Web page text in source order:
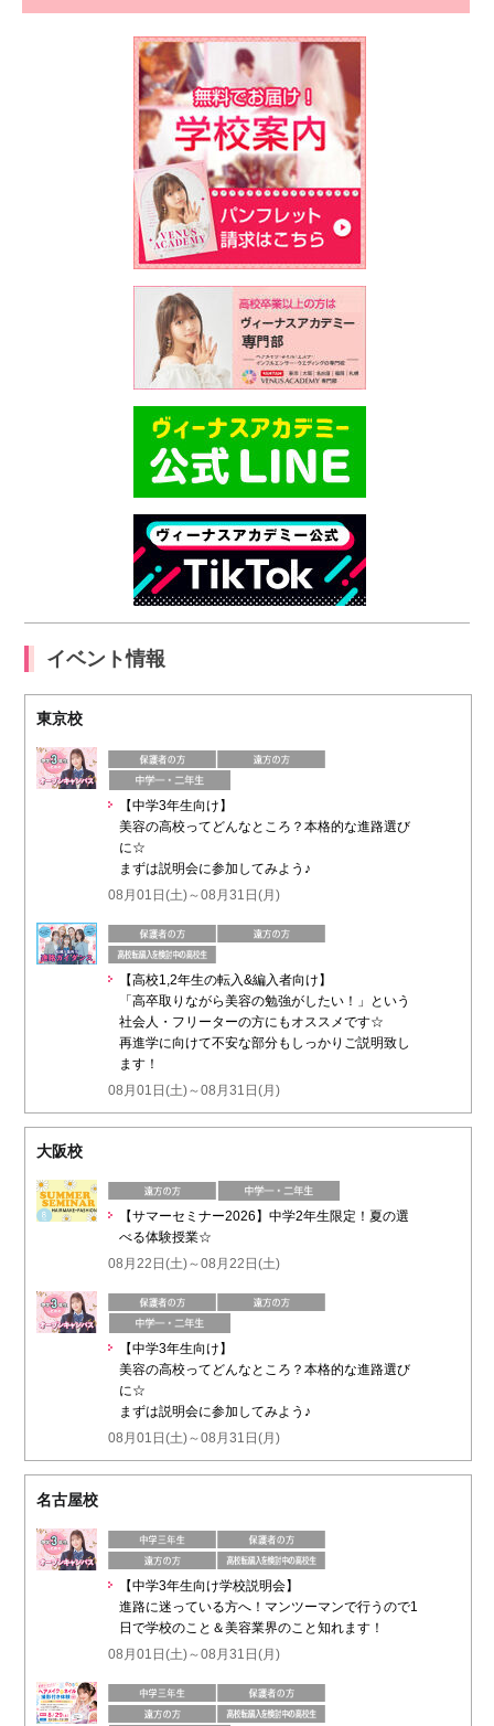
イベント情報
東京校
【中学3年生向け】
美容の高校ってどんなところ？本格的な進路選び
に☆
まずは説明会に参加してみよう♪
08月01日(土)～08月31日(月)
【高校1,2年生の転入&編入者向け】
「高卒取りながら美容の勉強がしたい！」という
社会人・フリーターの方にもオススメです☆
再進学に向けて不安な部分もしっかりご説明致し
ます！
08月01日(土)～08月31日(月)
大阪校
【サマーセミナー2026】中学2年生限定！夏の選
べる体験授業☆
08月22日(土)～08月22日(土)
【中学3年生向け】
美容の高校ってどんなところ？本格的な進路選び
に☆
まずは説明会に参加してみよう♪
08月01日(土)～08月31日(月)
名古屋校
【中学3年生向け学校説明会】
進路に迷っている方へ！マンツーマンで行うので1
日で学校のこと＆美容業界のこと知れます！
08月01日(土)～08月31日(月)